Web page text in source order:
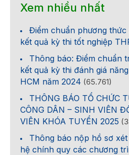
Xem nhiều nhất
Điểm chuẩn phương
kết quả kỳ thi tốt nghiệp
Thông báo: Điểm chuẩn
kết quả kỳ thi đánh giá
HCM năm 2024 (65.761)
THÔNG BÁO TỔ CHỨC
CÔNG DÂN – SINH VIÊN
VIÊN KHÓA TUYỂN 2025
Thông báo nộp hồ sơ
hệ chính quy các chương